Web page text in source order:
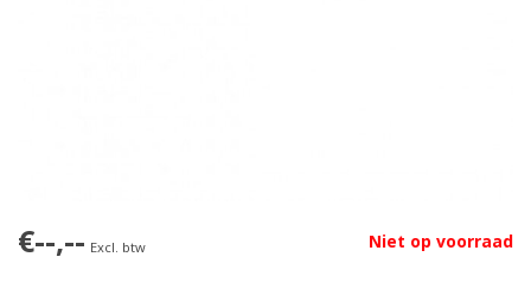
€--,-- Excl. btw Niet op voorraad